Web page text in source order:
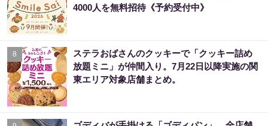
4000人を無料招待《予約受付中》
8
ステラおばさんのクッキーで「クッキー詰め
放題ミニ」が仲間入り。7月22日以降実施の関
東エリア対象店舗まとめ。